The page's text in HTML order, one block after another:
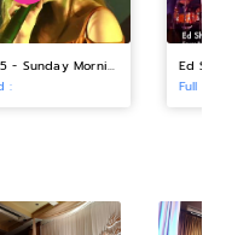
Maroon 5 - Sunday Morning 6
:
Ed
Full